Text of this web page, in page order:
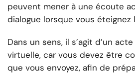
peuvent mener à une écoute
dialogue lorsque vous éteignez
Dans un sens, il s’agit d’un
virtuelle, car vous devez être
que vous envoyez, afin de